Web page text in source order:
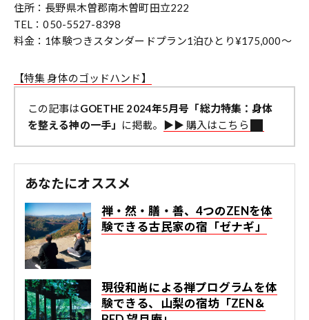
住所：長野県木曽郡南木曽町田立222
TEL：050-5527-8398
料金：1体験つきスタンダードプラン1泊ひとり¥175,000～
【特集 身体のゴッドハンド】
この記事はGOETHE 2024年5月号「総力特集：身体
を整える神の一手」
に掲載。 ▶︎▶︎ 購入はこちら
あなたにオススメ
禅・然・膳・善、4つのZENを体
験できる古民家の宿「ゼナギ」
現役和尚による禅プログラムを体
験できる、山梨の宿坊「ZEN＆